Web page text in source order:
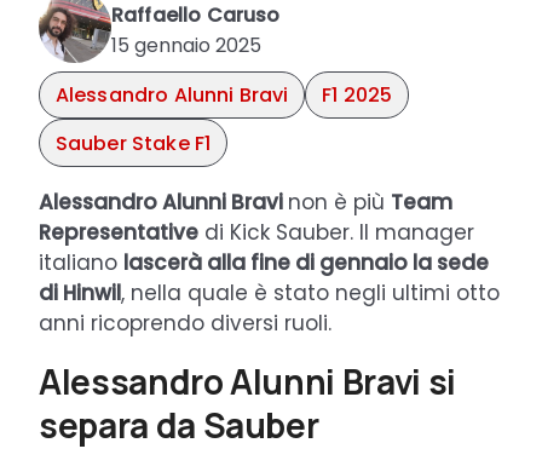
Raffaello Caruso
15 gennaio 2025
Alessandro Alunni Bravi
F1 2025
Sauber Stake F1
Alessandro Alunni Bravi non è più Team
Representative di Kick Sauber. Il manager
italiano lascerà alla fine di gennaio la sede
di Hinwil, nella quale è stato negli ultimi otto
anni ricoprendo diversi ruoli.
Alessandro Alunni Bravi si
separa da Sauber